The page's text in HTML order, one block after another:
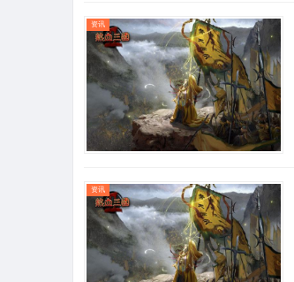
资讯
资讯